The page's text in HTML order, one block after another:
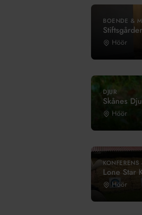
BOENDE &
Höör
DJUR
Skånes
Höör
Lone Star
Höör